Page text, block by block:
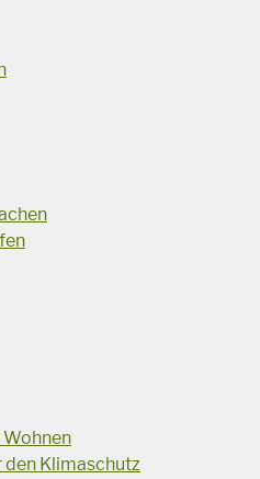
Wohnen
den Klimaschutz